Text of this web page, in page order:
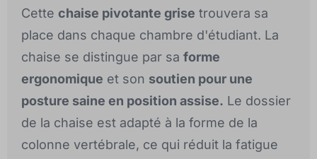
Cette chaise pivotante grise trouvera sa
place dans chaque chambre d'étudiant. La
chaise se distingue par sa forme
ergonomique et son soutien pour une
posture saine en position assise. Le dossier
de la chaise est adapté à la forme de la
colonne vertébrale, ce qui réduit la fatigue